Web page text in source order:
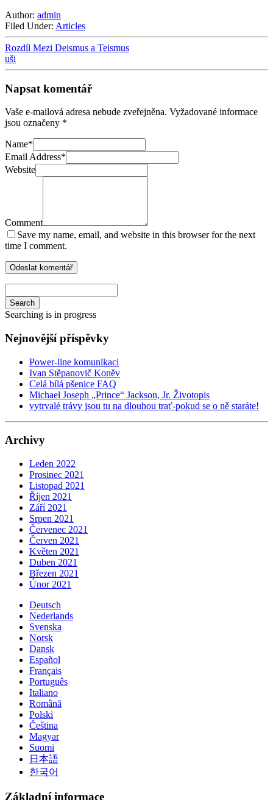
Author: admin
Filed Under: Articles
Rozdíl Mezi Deismus a Teismus
uši
Napsat komentář
Vaše e-mailová adresa nebude zveřejněna. Vyžadované informace
jsou označeny *
Name*
Email Address*
Website
Comment
Save my name, email, and website in this browser for the next
time I comment.
Search
Searching is in progress
Nejnovější příspěvky
Power-line komunikaci
Ivan Stěpanovič Koněv
Celá bílá pšenice FAQ
Michael Joseph „Prince“ Jackson, Jr. Životopis
vytrvalé trávy jsou tu na dlouhou trať-pokud se o ně staráte!
Archivy
Leden 2022
Prosinec 2021
Listopad 2021
Říjen 2021
Září 2021
Srpen 2021
Červenec 2021
Červen 2021
Květen 2021
Duben 2021
Březen 2021
Únor 2021
Deutsch
Nederlands
Svenska
Norsk
Dansk
Español
Français
Português
Italiano
Română
Polski
Čeština
Magyar
Suomi
日本語
한국어
Základní informace